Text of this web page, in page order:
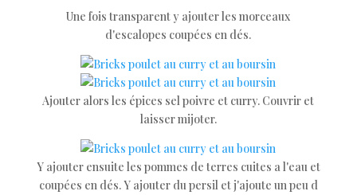
Une fois transparent y ajouter les morceaux
d'escalopes coupées en dés.
Ajouter alors les épices sel poivre et curry. Couvrir et
laisser mijoter.
Y ajouter ensuite les pommes de terres cuites a l'eau et
coupées en dés. Y ajouter du persil et j'ajoute un peu d